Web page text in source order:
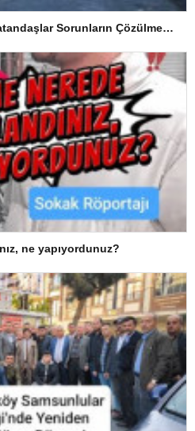
Hacımaşlı Mahallesi’nde Vatandaşlar Sorunların Çözülmesini Bekliyor
ne yapıyordunuz?